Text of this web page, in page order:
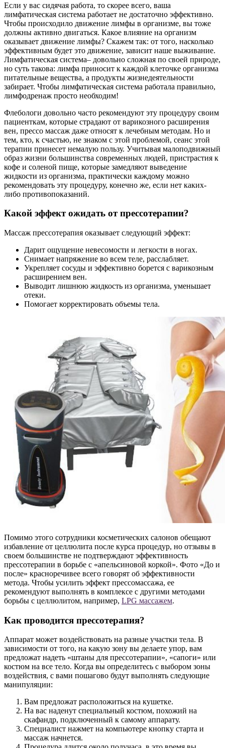
Если у вас сидячая работа, то скорее всего, ваша
лимфатическая система работает не достаточно эффективно.
Чтобы происходило движение лимфы в организме, вы тоже
должны активно двигаться. Какое влияние на организм
оказывает движение лимфы? Скажем так: от того, насколько
эффективным будет это движение, зависит наше выживание.
Лимфатическая система– довольно сложная по своей природе,
но суть такова: лимфа приносит к каждой клеточке организма
питательные вещества, а продукты жизнедеятельности
забирает. Чтобы лимфатическая система работала правильно,
лимфодренаж просто необходим!
Флебологи довольно часто рекомендуют эту процедуру своим
пациенткам, которые страдают от варикозного расширения
вен, прессо массаж даже относят к лечебным методам. Но и
тем, кто, к счастью, не знаком с этой проблемой, сеанс этой
терапии принесет немалую пользу. Учитывая малоподвижный
образ жизни большинства современных людей, пристрастия к
кофе и соленой пище, которые замедляют выведение
жидкости из организма, практически каждому можно
рекомендовать эту процедуру, конечно же, если нет каких-
либо противопоказаний.
Какой эффект ожидать от прессотерапии?
Массаж прессотерапия оказывает следующий эффект:
Дарит ощущение невесомости и легкости в ногах.
Снимает напряжение во всем теле, расслабляет.
Укрепляет сосуды и эффективно борется с варикозным
расширением вен.
Выводит лишнюю жидкость из организма, уменьшает
отеки.
Помогает корректировать объемы тела.
Помимо этого сотрудники косметических салонов обещают
избавление от целлюлита после курса процедур, но отзывы в
своем большинстве не подтверждают эффективность
прессотерапии в борьбе с «апельсиновой коркой». Фото «До и
после» красноречивее всего говорят об эффективности
метода. Чтобы усилить эффект прессомассажа, ее
рекомендуют выполнять в комплексе с другими методами
борьбы с целлюлитом, например, LPG массажем.
Как проводится прессотерапия?
Аппарат может воздействовать на разные участки тела. В
зависимости от того, на какую зону вы делаете упор, вам
предложат надеть «штаны для прессотерапии», «сапоги» или
костюм на все тело. Когда вы определитесь с выбором зоны
воздействия, с вами пошагово будут выполнять следующие
манипуляции:
Вам предложат расположиться на кушетке.
На вас наденут специальный костюм, похожий на
скафандр, подключенный к самому аппарату.
Специалист нажмет на компьютере кнопку старта и
массаж начнется.